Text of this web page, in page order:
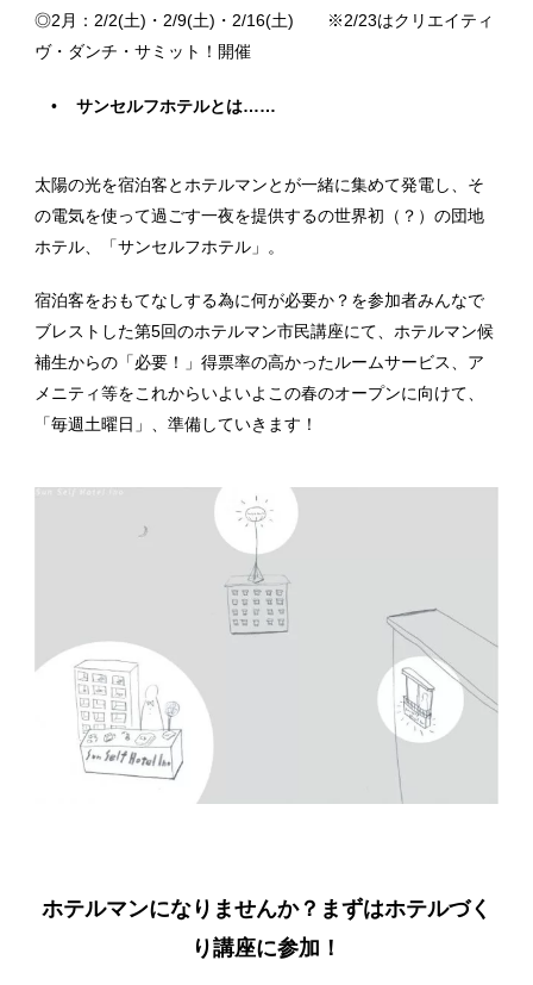
◎2月：2/2(土)・2/9(土)・2/16(土) ※2/23はクリエイティ
ヴ・ダンチ・サミット！開催
サンセルフホテルとは……
太陽の光を宿泊客とホテルマンとが一緒に集めて発電し、そ
の電気を使って過ごす一夜を提供するの世界初（？）の団地
ホテル、「サンセルフホテル」。
宿泊客をおもてなしする為に何が必要か？を参加者みんなで
ブレストした第5回のホテルマン市民講座にて、ホテルマン候
補生からの「必要！」得票率の高かったルームサービス、ア
メニティ等をこれからいよいよこの春のオープンに向けて、
「毎週土曜日」、準備していきます！
ホテルマンになりませんか？まずはホテルづく
り講座に参加！